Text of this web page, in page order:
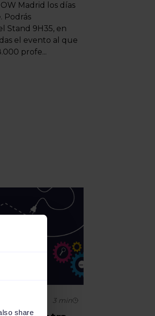
share
Madrid los días
Podrás
Stand 9H35, en
el evento al que
profe...
3min